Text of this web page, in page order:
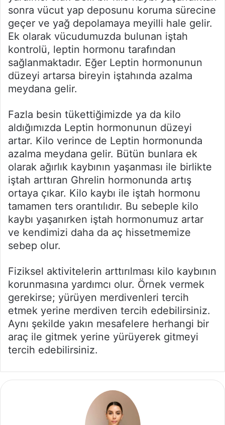
sonra vücut yap deposunu koruma sürecine
geçer ve yağ depolamaya meyilli hale gelir.
Ek olarak vücudumuzda bulunan iştah
kontrolü, leptin hormonu tarafından
sağlanmaktadır. Eğer Leptin hormonunun
düzeyi artarsa bireyin iştahında azalma
meydana gelir.
Fazla besin tükettiğimizde ya da kilo
aldığımızda Leptin hormonunun düzeyi
artar. Kilo verince de Leptin hormonunda
azalma meydana gelir. Bütün bunlara ek
olarak ağırlık kaybının yaşanması ile birlikte
iştah arttıran Ghrelin hormonunda artış
ortaya çıkar. Kilo kaybı ile iştah hormonu
tamamen ters orantılıdır. Bu sebeple kilo
kaybı yaşanırken iştah hormonumuz artar
ve kendimizi daha da aç hissetmemize
sebep olur.
Fiziksel aktivitelerin arttırılması kilo kaybının
korunmasına yardımcı olur. Örnek vermek
gerekirse; yürüyen merdivenleri tercih
etmek yerine merdiven tercih edebilirsiniz.
Aynı şekilde yakın mesafelere herhangi bir
araç ile gitmek yerine yürüyerek gitmeyi
tercih edebilirsiniz.